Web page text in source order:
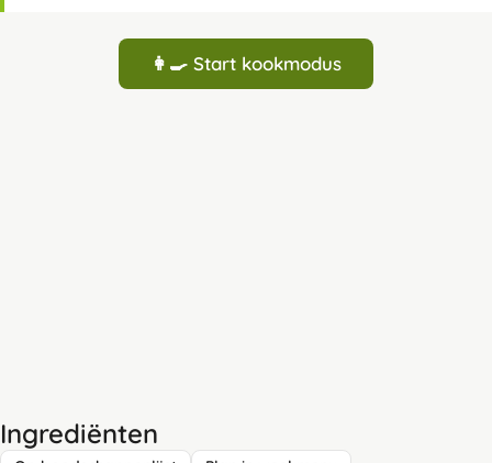
👩‍🍳 Start kookmodus
Ingrediënten